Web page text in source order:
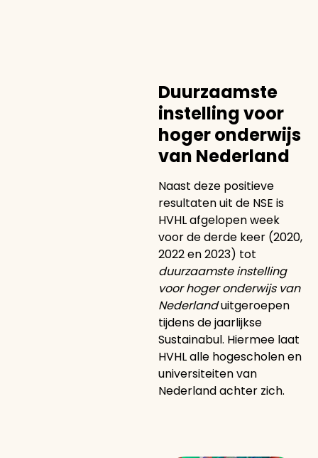
Duurzaamste
instelling voor
hoger onderwijs
van Nederland
Naast deze positieve
resultaten uit de NSE is
HVHL afgelopen week
voor de derde keer (2020,
2022 en 2023) tot
duurzaamste instelling
voor hoger onderwijs van
Nederlanduitgeroepen
tijdens de jaarlijkse
Sustainabul. Hiermee laat
HVHL alle hogescholen en
universiteiten van
Nederland achter zich.